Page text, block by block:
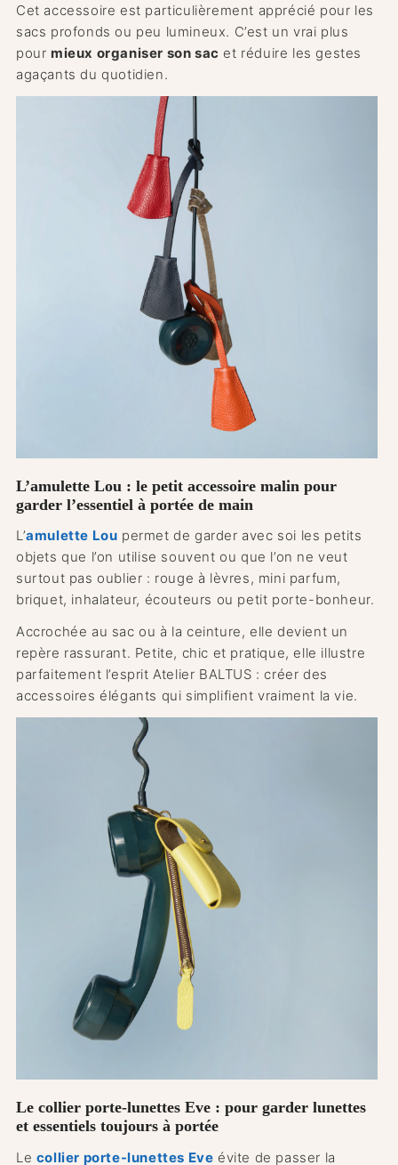
Cet accessoire est particulièrement apprécié pour les
sacs profonds ou peu lumineux. C’est un vrai plus
pour mieux organiser son sac et réduire les gestes
agaçants du quotidien.
L’amulette Lou : le petit accessoire malin pour
garder l’essentiel à portée de main
L’amulette Lou permet de garder avec soi les petits
objets que l’on utilise souvent ou que l’on ne veut
surtout pas oublier : rouge à lèvres, mini parfum,
briquet, inhalateur, écouteurs ou petit porte-bonheur.
Accrochée au sac ou à la ceinture, elle devient un
repère rassurant. Petite, chic et pratique, elle illustre
parfaitement l’esprit Atelier BALTUS : créer des
accessoires élégants qui simplifient vraiment la vie.
Le collier porte-lunettes Eve : pour garder lunettes
et essentiels toujours à portée
Le collier porte-lunettes Eve évite de passer la